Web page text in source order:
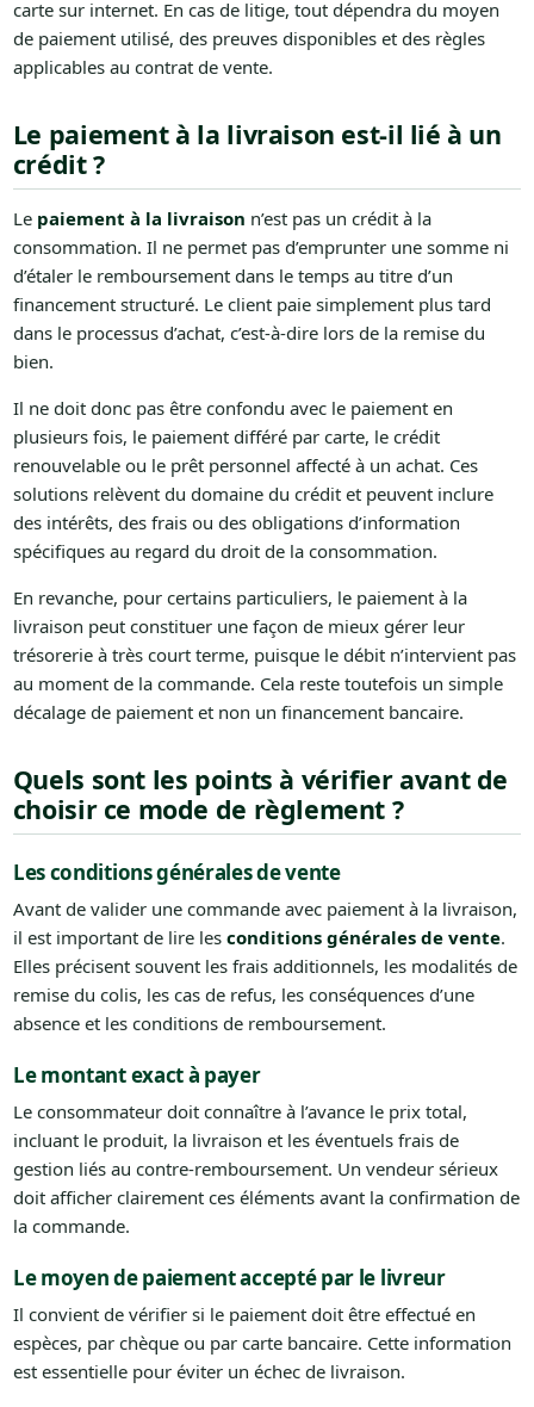
carte sur internet. En cas de litige, tout dépendra du moyen
de paiement utilisé, des preuves disponibles et des règles
applicables au contrat de vente.
Le paiement à la livraison est-il lié à un
crédit ?
Le paiement à la livraison n’est pas un crédit à la
consommation. Il ne permet pas d’emprunter une somme ni
d’étaler le remboursement dans le temps au titre d’un
financement structuré. Le client paie simplement plus tard
dans le processus d’achat, c’est-à-dire lors de la remise du
bien.
Il ne doit donc pas être confondu avec le paiement en
plusieurs fois, le paiement différé par carte, le crédit
renouvelable ou le prêt personnel affecté à un achat. Ces
solutions relèvent du domaine du crédit et peuvent inclure
des intérêts, des frais ou des obligations d’information
spécifiques au regard du droit de la consommation.
En revanche, pour certains particuliers, le paiement à la
livraison peut constituer une façon de mieux gérer leur
trésorerie à très court terme, puisque le débit n’intervient pas
au moment de la commande. Cela reste toutefois un simple
décalage de paiement et non un financement bancaire.
Quels sont les points à vérifier avant de
choisir ce mode de règlement ?
Les conditions générales de vente
Avant de valider une commande avec paiement à la livraison,
il est important de lire les conditions générales de vente.
Elles précisent souvent les frais additionnels, les modalités de
remise du colis, les cas de refus, les conséquences d’une
absence et les conditions de remboursement.
Le montant exact à payer
Le consommateur doit connaître à l’avance le prix total,
incluant le produit, la livraison et les éventuels frais de
gestion liés au contre-remboursement. Un vendeur sérieux
doit afficher clairement ces éléments avant la confirmation de
la commande.
Le moyen de paiement accepté par le livreur
Il convient de vérifier si le paiement doit être effectué en
espèces, par chèque ou par carte bancaire. Cette information
est essentielle pour éviter un échec de livraison.